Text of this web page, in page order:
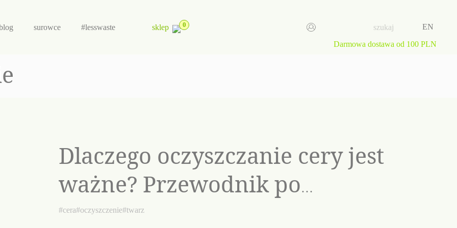
surowce #lesswaste sklep 0
EN
Darmowa dostawa od 100 PLN
Dlaczego oczyszczanie cery jest
ważne? Przewodnik po
codziennej pielęgnacji
#cera#oczyszczenie#twarz